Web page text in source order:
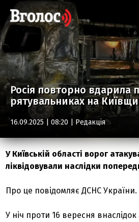
Росія повторно вдарила
рятувальниках на
16.09.2025 | 08:20 | Редакція
У Київській області ворог
ліквідовували наслідки
Про це повідомляє ДСНС України.
У ніч проти 16 вересня